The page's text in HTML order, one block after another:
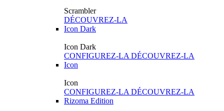
Scrambler
DÉCOUVREZ-LA
Icon Dark
Icon Dark
CONFIGUREZ-LA DÉCOUVREZ-LA
Icon
Icon
CONFIGUREZ-LA DÉCOUVREZ-LA
Rizoma Edition